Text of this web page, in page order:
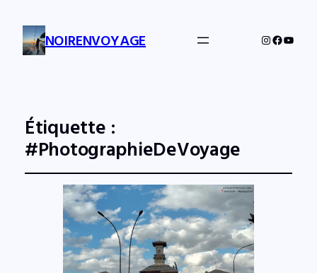
NOIRENVOYAGE Instagram
Étiquette :
#PhotographieDeVoyage